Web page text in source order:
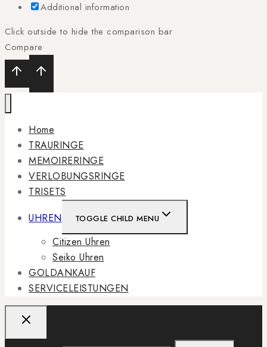
Additional information
Click outside to hide the comparison bar
Compare
Home
TRAURINGE
MEMOIRERINGE
VERLOBUNGSRINGE
TRISETS
UHREN
TOGGLE CHILD MENU
Citizen Uhren
Seiko Uhren
GOLDANKAUF
SERVICELEISTUNGEN